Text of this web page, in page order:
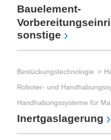
Bauelement-
sonstige
Bestückungstechnologie
Inertgaslagerung